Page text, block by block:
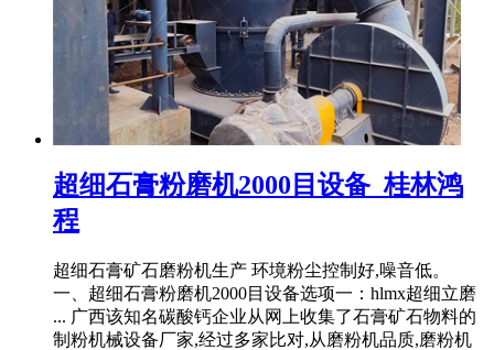
超细石膏粉磨机2000目设备_桂林鸿
程
超细石膏矿石磨粉机生产 环境粉尘控制好,噪音低。
一、超细石膏粉磨机2000目设备选项一：hlmx超细立磨
... 广西该知名碳酸钙企业从网上收集了石膏矿石物料的
制粉机械设备厂家,经过多家比对,从磨粉机品质,磨粉机